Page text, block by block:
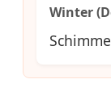
Winter